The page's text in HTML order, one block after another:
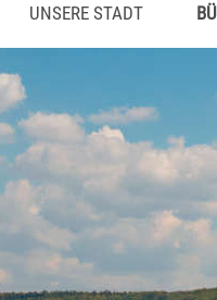
UNSERE STADT